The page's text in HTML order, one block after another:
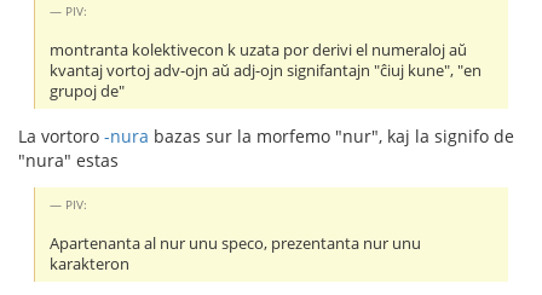
PIV:
montranta kolektivecon k uzata por derivi el numeraloj aŭ
kvantaj vortoj adv-ojn aŭ adj-ojn signifantajn "ĉiuj kune", "en
grupoj de"
La vortoro -nura bazas sur la morfemo "nur", kaj la signifo de
"nura" estas
PIV:
Apartenanta al nur unu speco, prezentanta nur unu
karakteron